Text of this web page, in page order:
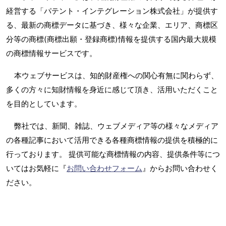
経営する「パテント・インテグレーション株式会社」が提供す
る、最新の商標データに基づき、様々な企業、エリア、商標区
分等の商標(商標出願・登録商標)情報を提供する国内最大規模
の商標情報サービスです。
本ウェブサービスは、知的財産権への関心有無に関わらず、
多くの方々に知財情報を身近に感じて頂き、活用いただくこと
を目的としています。
弊社では、新聞、雑誌、ウェブメディア等の様々なメディア
の各種記事において活用できる各種商標情報の提供を積極的に
行っております。 提供可能な商標情報の内容、提供条件等につ
いてはお気軽に『お問い合わせフォーム』からお問い合わせく
ださい。